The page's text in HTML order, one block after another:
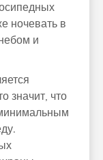
ночевать в
и
значит, что